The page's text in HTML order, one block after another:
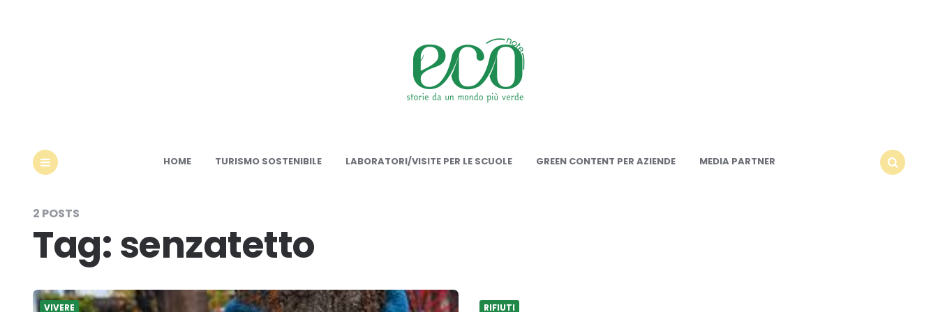
HOME TURISMO SOSTENIBILE LABORATORI/VISITE PER LE SCUOLE GREEN CONTENT PER AZIENDE
MEDIA PARTNER
2 POSTS
Tag:senzatetto
VIVERE RIFIUTI